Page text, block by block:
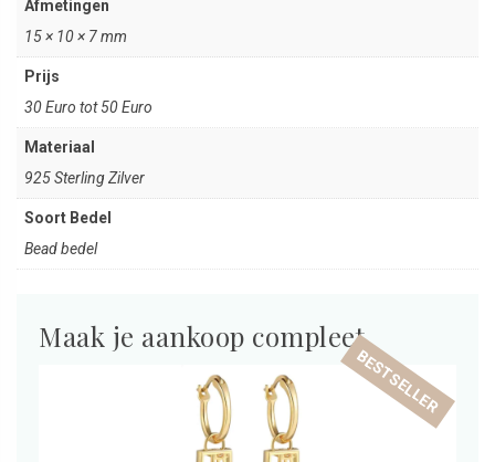
Afmetingen
15 × 10 × 7 mm
Prijs
30 Euro tot 50 Euro
Materiaal
925 Sterling Zilver
Soort Bedel
Bead bedel
Maak je aankoop compleet
BESTSELLER